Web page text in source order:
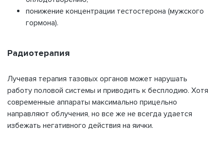
понижение концентрации тестостерона (мужского
гормона).
Радиотерапия
Лучевая терапия тазовых органов может нарушать
работу половой системы и приводить к бесплодию. Хотя
современные аппараты максимально прицельно
направляют облучения, но все же не всегда удается
избежать негативного действия на яички.